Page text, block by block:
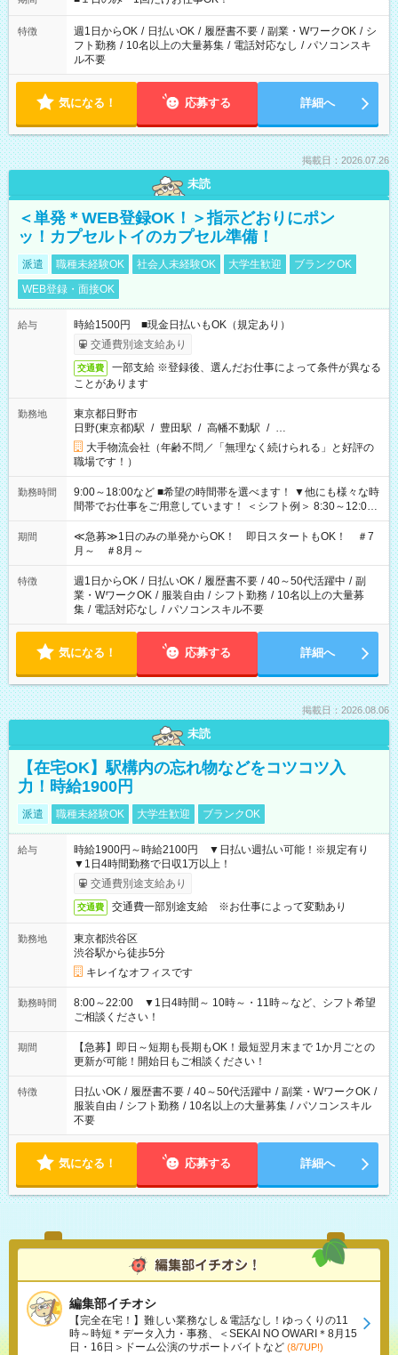
ください！
特徴 週1日からOK / 日払いOK / 履歴書不要 / 副業・WワークOK / シ
フト勤務 / 10名以上の大量募集 / 電話対応なし / パソコンスキ
ル不要
気になる！ 応募する 詳細へ
掲載日：2026.07.26
未読
＜単発＊WEB登録OK！＞指示どおりにポン
ッ！カプセルトイのカプセル準備！
派遣 職種未経験OK 社会人未経験OK 大学生歓迎
ブランクOK
WEB登録・面接OK
給与
時給1500円 ■現金日払いもOK（規定あり）
交通費別途支給あり
交通費
一部支給 ※登録後、選んだお仕事によって条件が異なる
ことがあります
勤務地
東京都日野市
日野(東京都)駅 / 豊田駅 / 高幡不動駅 / …
大手物流会社（年齢不問／「無理なく続けられる」と好評の
職場です！）
勤務時間
9:00～18:00など ■希望の時間帯を選べます！ ▼他にも様々な時
間帯でお仕事をご用意しています！ ＜シフト例＞ 8:30～12:00
17:00～22:00 13:00～22:00 22:00～翌6:00 など
期間
≪急募≫1日のみの単発からOK！ 即日スタートもOK！ ＃7
月～ ＃8月～
特徴 週1日からOK / 日払いOK / 履歴書不要 / 40～50代活躍中 / 副
業・WワークOK / 服装自由 / シフト勤務 / 10名以上の大量募
集 / 電話対応なし / パソコンスキル不要
気になる！ 応募する 詳細へ
掲載日：2026.08.06
未読
【在宅OK】駅構内の忘れ物などをコツコツ入
力！時給1900円
派遣 職種未経験OK 大学生歓迎 ブランクOK
給与
時給1900円～時給2100円 ▼日払い週払い可能！※規定有り
▼1日4時間勤務で日収1万以上！
交通費別途支給あり
交通費 交通費一部別途支給 ※お仕事によって変動あり
勤務地
東京都渋谷区
渋谷駅から徒歩5分
キレイなオフィスです
勤務時間
8:00～22:00 ▼1日4時間～ 10時～・11時～など、シフト希望
ご相談ください！
期間
【急募】即日～短期も長期もOK！最短翌月末まで 1か月ごとの
更新が可能！開始日もご相談ください！
特徴 日払いOK / 履歴書不要 / 40～50代活躍中 / 副業・WワークOK /
服装自由 / シフト勤務 / 10名以上の大量募集 / パソコンスキル
不要
気になる！ 応募する 詳細へ
編集部イチオシ
【完全在宅！】難しい業務なし＆電話なし！ゆっくりの11
時～時短＊データ入力・事務、＜SEKAI NO OWARI＊8月15
日・16日＞ドーム公演のサポートバイトなど (8/7UP!)